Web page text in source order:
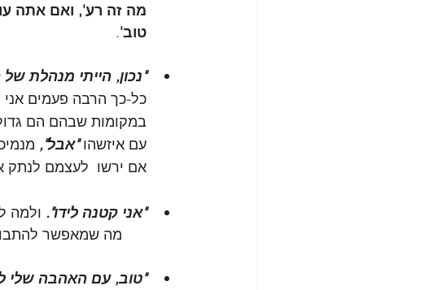
מה זה רע', ואם אתה
טוב'.
"נכון, הייתי מנהלת
כל-כך הרבה פעמים
במקומות שבהם הם
עם איזשהו "אבל",
אם ירשו  לעצמם לנתק
"אני קטנה לידו". ולמה
מה שמאפשר
"טוב, עם האהבה שלי